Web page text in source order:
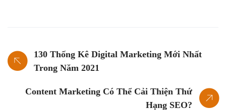
130 Thống Kê Digital Marketing Mới Nhất
Trong Năm 2021
Content Marketing Có Thể Cải Thiện Thứ
Hạng SEO?